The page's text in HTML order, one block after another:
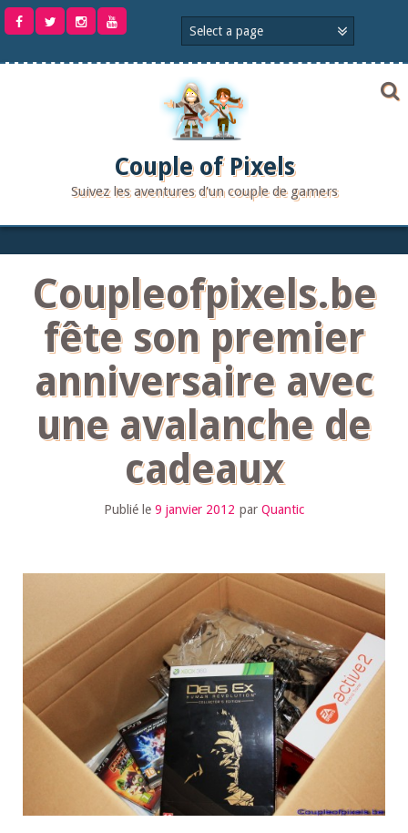
Aller
Couple of Pixels
Suivez les aventures d'un couple de gamers
Coupleofpixels.be
fête son premier
anniversaire avec
une avalanche de
cadeaux
Publié le 9 janvier 2012 par Quantic